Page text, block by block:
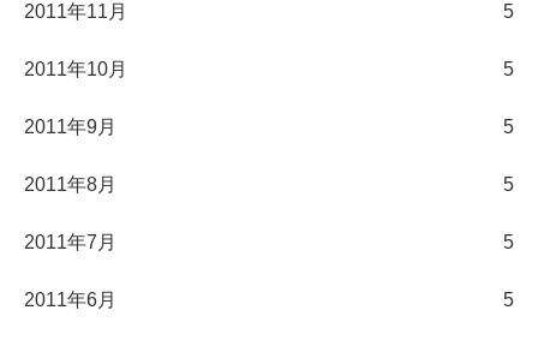
2011年11月 5
2011年10月 5
2011年9月 5
2011年8月 5
2011年7月 5
2011年6月 5